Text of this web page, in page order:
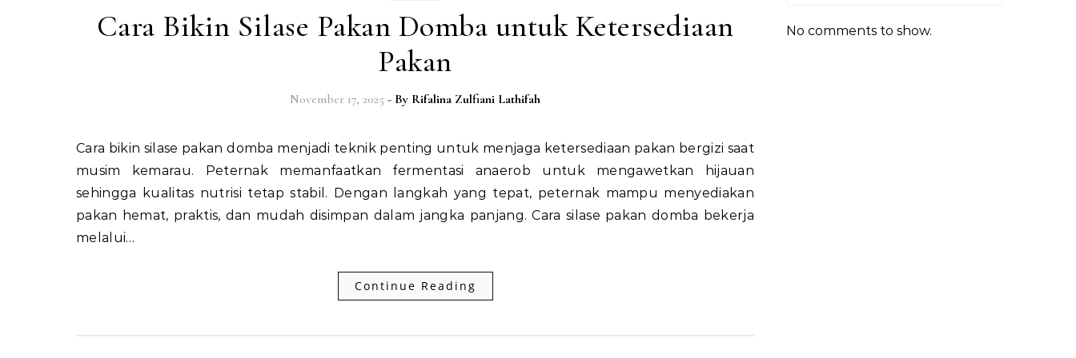
Cara Bikin Silase Pakan Domba untuk Ketersediaan
Pakan
November 17, 2025 - By Rifalina Zulfiani Lathifah
Cara bikin silase pakan domba menjadi teknik penting untuk menjaga ketersediaan pakan bergizi saat
musim kemarau. Peternak memanfaatkan fermentasi anaerob untuk mengawetkan hijauan
sehingga kualitas nutrisi tetap stabil. Dengan langkah yang tepat, peternak mampu menyediakan
pakan hemat, praktis, dan mudah disimpan dalam jangka panjang. Cara silase pakan domba bekerja
melalui…
Continue Reading
No comments to show.